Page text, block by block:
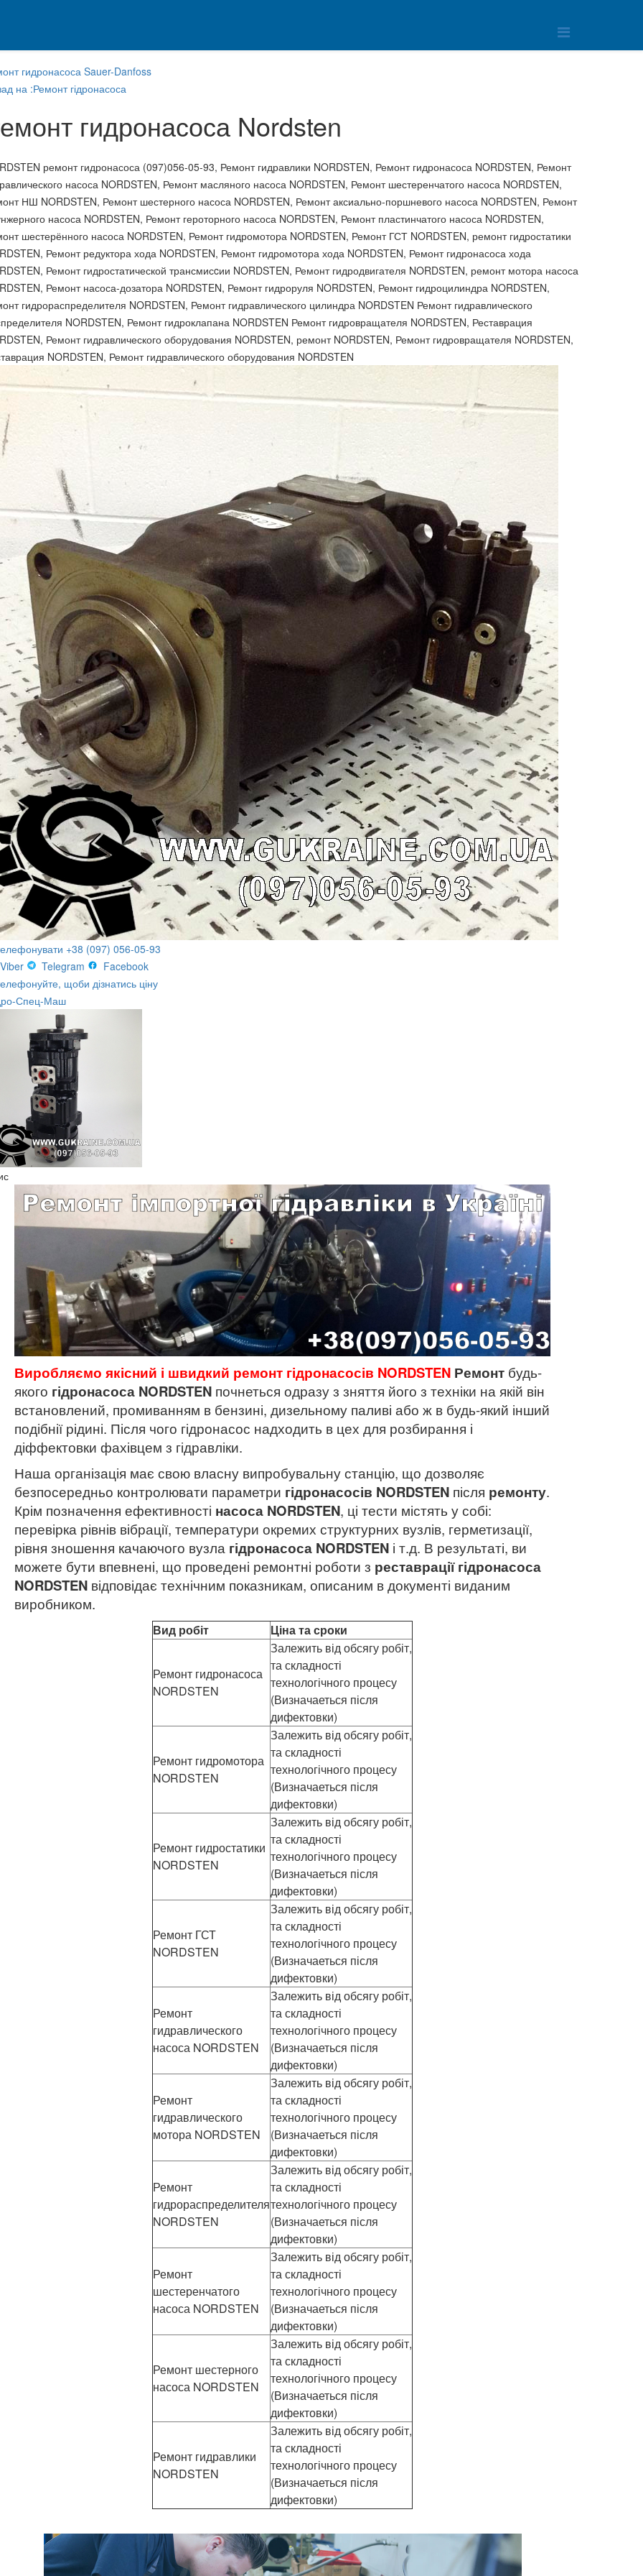
гидронасоса Sauer-Danfoss
на :Ремонт гідронасоса
гидронасоса Nordsten
ремонт гидронасоса (097)056-05-93, Ремонт гидравлики NORDSTEN, Ремонт гидронасоса NORDSTEN, Ремонт
насоса NORDSTEN, Ремонт масляного насоса NORDSTEN, Ремонт шестеренчатого насоса NORDSTEN,
НШ NORDSTEN, Ремонт шестерного насоса NORDSTEN, Ремонт аксиально-поршневого насоса NORDSTEN, Ремонт
насоса NORDSTEN, Ремонт героторного насоса NORDSTEN, Ремонт пластинчатого насоса NORDSTEN,
шестерённого насоса NORDSTEN, Ремонт гидромотора NORDSTEN, Ремонт ГСТ NORDSTEN, ремонт гидростатики
Ремонт редуктора хода NORDSTEN, Ремонт гидромотора хода NORDSTEN, Ремонт гидронасоса хода
Ремонт гидростатической трансмисcии NORDSTEN, Ремонт гидродвигателя NORDSTEN, ремонт мотора насоса
Ремонт насоса-дозатора NORDSTEN, Ремонт гидроруля NORDSTEN, Ремонт гидроцилиндра NORDSTEN,
гидрораспределителя NORDSTEN, Ремонт гидравлического цилиндра NORDSTEN Ремонт гидравлического
NORDSTEN, Ремонт гидроклапана NORDSTEN Ремонт гидровращателя NORDSTEN, Реставрация
Ремонт гидравлического оборудования NORDSTEN, ремонт NORDSTEN, Ремонт гидровращателя NORDSTEN,
NORDSTEN, Ремонт гидравлического оборудования NORDSTEN
+38 (097) 056-05-93
Telegram
Facebook
щоби дізнатись ціну
Спец-Маш
Виробляємо якісний і швидкий ремонт гідронасосів NORDSTEN Ремонтбудь-
якого гідронасоса NORDSTEN почнеться одразу з зняття його з техніки на якій він
встановлений, промиванням в бензині, дизельному паливі або ж в будь-який інший
подібнії рідині. Після чого гідронасос надходить в цех для розбирання і
діффектовки фахівцем з гідравліки.
Наша організація має свою власну випробувальну станцію, що дозволяє
безпосередньо контролювати параметри гідронасосів NORDSTENпісля ремонту.
Крім позначення ефективності насоса NORDSTEN, ці тести містять у собі:
перевірка рівнів вібрації, температури окремих структурних вузлів, герметизації,
рівня зношення качаючого вузла гідронасоса NORDSTENі т.д. В результаті, ви
можете бути впевнені, що проведені ремонтні роботи з реставрації гідронасоса
NORDSTENвідповідає технічним показникам, описаним в документі виданим
виробником.
Вид робіт Ціна та сроки
Ремонт гидронасоса
NORDSTEN
Залежить від обсягу робіт,
та складності
технологічного процесу
(Визначаеться після
дифектовки)
Ремонт гидромотора
NORDSTEN
Залежить від обсягу робіт,
та складності
технологічного процесу
(Визначаеться після
дифектовки)
Ремонт гидростатики
NORDSTEN
Залежить від обсягу робіт,
та складності
технологічного процесу
(Визначаеться після
дифектовки)
Ремонт ГСТ
NORDSTEN
Залежить від обсягу робіт,
та складності
технологічного процесу
(Визначаеться після
дифектовки)
Ремонт
гидравлического
насоса NORDSTEN
Залежить від обсягу робіт,
та складності
технологічного процесу
(Визначаеться після
дифектовки)
Ремонт
гидравлического
мотора NORDSTEN
Залежить від обсягу робіт,
та складності
технологічного процесу
(Визначаеться після
дифектовки)
Ремонт
гидрораспределителя
NORDSTEN
Залежить від обсягу робіт,
та складності
технологічного процесу
(Визначаеться після
дифектовки)
Ремонт
шестеренчатого
насоса NORDSTEN
Залежить від обсягу робіт,
та складності
технологічного процесу
(Визначаеться після
дифектовки)
Ремонт шестерного
насоса NORDSTEN
Залежить від обсягу робіт,
та складності
технологічного процесу
(Визначаеться після
дифектовки)
Ремонт гидравлики
NORDSTEN
Залежить від обсягу робіт,
та складності
технологічного процесу
(Визначаеться після
дифектовки)